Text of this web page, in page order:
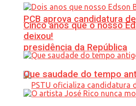
PCB aprova candidatura
presidência da República
Cinco anos que o nosso
deixou!
Que saudade do tempo